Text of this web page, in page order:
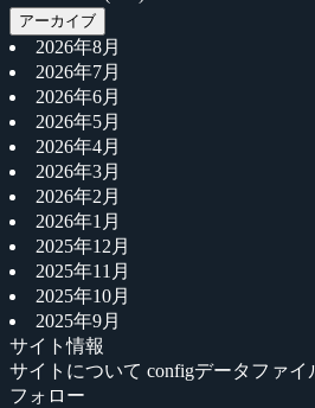
アーカイブ
2026年8月
2026年7月
2026年6月
2026年5月
2026年4月
2026年3月
2026年2月
2026年1月
2025年12月
2025年11月
2025年10月
2025年9月
サイト情報
サイトについて configデータファイ
フォロー